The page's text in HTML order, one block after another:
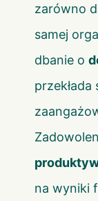
zarówno
samej
dbanie o
na wyniki